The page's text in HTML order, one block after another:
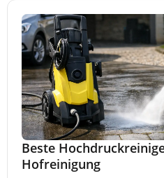
Beste
Hofreinigung